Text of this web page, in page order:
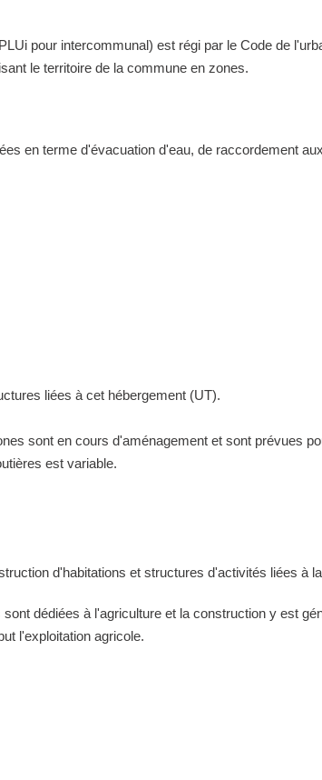
pour intercommunal) est régi par le Code de
le territoire de la commune en zones.
en terme d'évacuation d'eau, de raccordement
liées à cet hébergement (UT).
sont en cours d'aménagement et sont prévues
est variable.
d'habitations et structures d'activités liées à
dédiées à l'agriculture et la construction y est
l'exploitation agricole.